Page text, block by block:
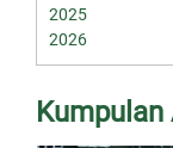
2025
2026